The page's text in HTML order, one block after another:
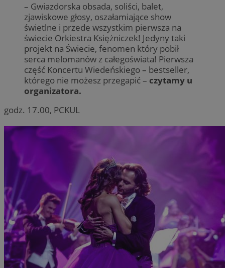
– Gwiazdorska obsada, soliści, balet,
zjawiskowe głosy, oszałamiające show
świetlne i przede wszystkim pierwsza na
świecie Orkiestra Księżniczek! Jedyny taki
projekt na Świecie, fenomen który pobił
serca melomanów z całegoświata! Pierwsza
część Koncertu Wiedeńskiego – bestseller,
którego nie możesz przegapić – czytamy u
organizatora.
godz. 17.00, PCKUL